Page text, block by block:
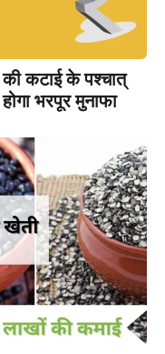
की कटाई के पश्चात्
भरपूर मुनाफा